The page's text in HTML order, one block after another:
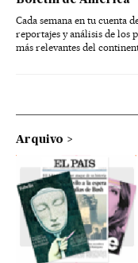
Cada semana en tu cuenta
reportajes y análisis de los
más relevantes del
Arquivo